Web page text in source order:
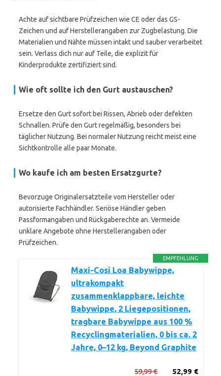
Achte auf sichtbare Prüfzeichen wie CE oder das GS-
Zeichen und auf Herstellerangaben zur Zugbelastung. Die
Materialien und Nähte müssen intakt und sauber verarbeitet
sein. Verlass dich nur auf Teile, die explizit für
Kinderprodukte zertifiziert sind.
Wie oft sollte ich den Gurt austauschen?
Ersetze den Gurt sofort bei Rissen, Abrieb oder defekten
Schnallen. Prüfe den Gurt regelmäßig, besonders bei
täglicher Nutzung. Bei normaler Nutzung reicht meist eine
Sichtkontrolle alle paar Monate.
Wo kaufe ich am besten Ersatzgurte?
Bevorzuge Originalersatzteile vom Hersteller oder
autorisierte Fachhändler. Seriöse Händler geben
Passformangaben und Rückgaberechte an. Vermeide
unklare Angebote ohne Herstellerangaben oder
Prüfzeichen.
EMPFEHLUNG
Maxi-Cosi Loa Babywippe,
ultrakompakt
zusammenklappbare, leichte
Babywippe, 2 Liegepositionen,
tragbare Babywippe aus 100 %
Recyclingmaterialien, 0 bis ca. 2
Jahre, 0–12 kg, Beyond Graphite
52,99 €
59,99 €